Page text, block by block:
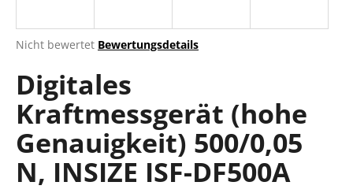
Die
Produktbewertung
ist
0,0
von
5
Sternen.
Nicht bewertet Bewertungsdetails
Digitales
Kraftmessgerät (hohe
Genauigkeit) 500/0,05
N, INSIZE ISF-DF500A
W
i
r
e